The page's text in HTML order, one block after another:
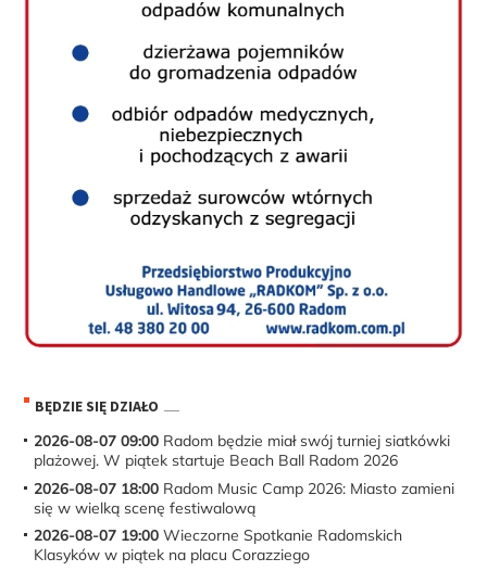
BĘDZIE SIĘ DZIAŁO
2026-08-07 09:00 Radom będzie miał swój turniej siatkówki
plażowej. W piątek startuje Beach Ball Radom 2026
2026-08-07 18:00 Radom Music Camp 2026: Miasto zamieni
się w wielką scenę festiwalową
2026-08-07 19:00 Wieczorne Spotkanie Radomskich
Klasyków w piątek na placu Corazziego